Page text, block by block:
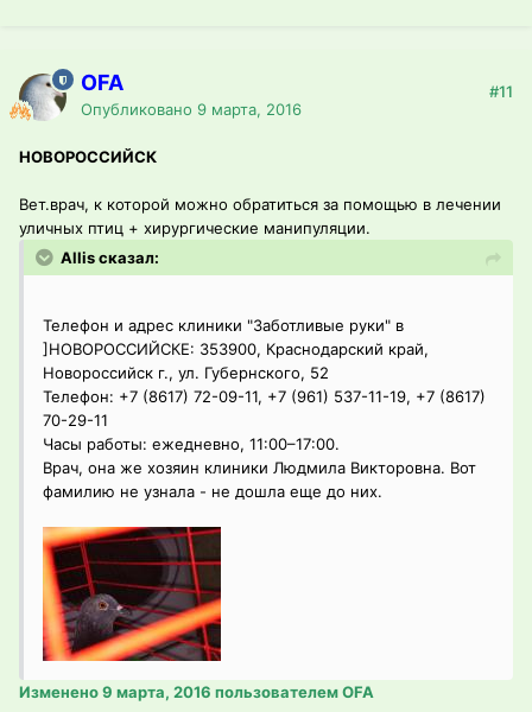
OFA
Опубликовано 9 марта, 2016
#11
НОВОРОССИЙСК
Вет.врач, к которой можно обратиться за помощью в лечении
уличных птиц + хирургические манипуляции.
Allis сказал:
Телефон и адрес клиники "Заботливые руки" в
]НОВОРОССИЙСКЕ: 353900, Краснодарский край,
Новороссийск г., ул. Губернского, 52
Телефон: +7 (8617) 72-09-11, +7 (961) 537-11-19, +7 (8617)
70-29-11
Часы работы: ежедневно, 11:00–17:00.
Врач, она же хозяин клиники Людмила Викторовна. Вот
фамилию не узнала - не дошла еще до них.
Изменено9 марта, 2016 пользователем OFA